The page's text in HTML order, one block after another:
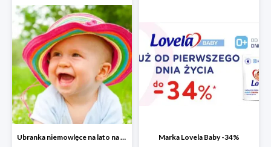
Ubranka niemowlęce na lato na Allegro do -50% Marka Lovela Baby -34%